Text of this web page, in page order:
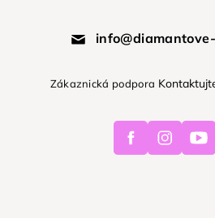
Zákaznická podpora
Facebook